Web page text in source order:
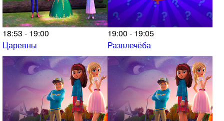
18:53 - 19:00
Царевны
19:00 - 19:05
Развлечёба